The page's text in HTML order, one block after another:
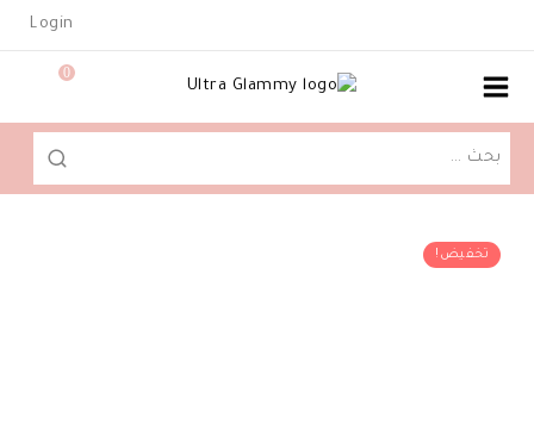
Login
0
البحث
تخفيض!